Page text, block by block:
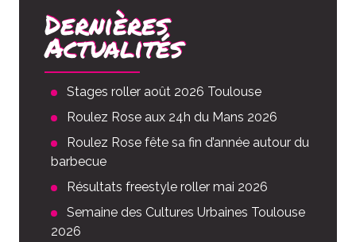
Dernières
Actualités
Stages roller août 2026 Toulouse
Roulez Rose aux 24h du Mans 2026
Roulez Rose fête sa fin d’année autour du
barbecue
Résultats freestyle roller mai 2026
Semaine des Cultures Urbaines Toulouse
2026